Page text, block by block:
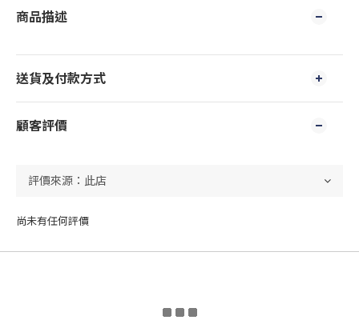
商品描述
送貨及付款方式
顧客評價
尚未有任何評價